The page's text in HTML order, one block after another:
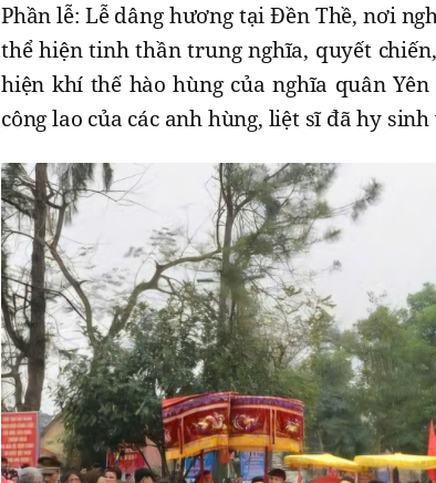
Phần lễ: Lễ dâng hương tại Đền Thề, nơi
thể hiện tinh thần trung nghĩa, quyết
hiện khí thế hào hùng của nghĩa quân
công lao của các anh hùng, liệt sĩ đã hy